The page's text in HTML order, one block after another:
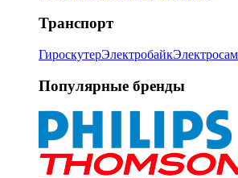
Транспорт
ГироскутерЭлектробайк
Популярные бренды